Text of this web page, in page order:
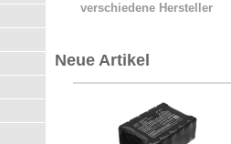
verschiedene Hersteller
Neue Artikel